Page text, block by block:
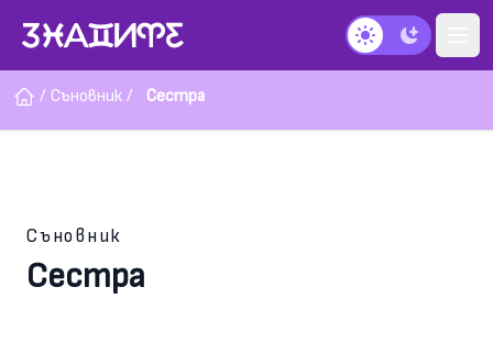
Тъмен режим
/ Съновник / Сестра
Съновник
Сестра